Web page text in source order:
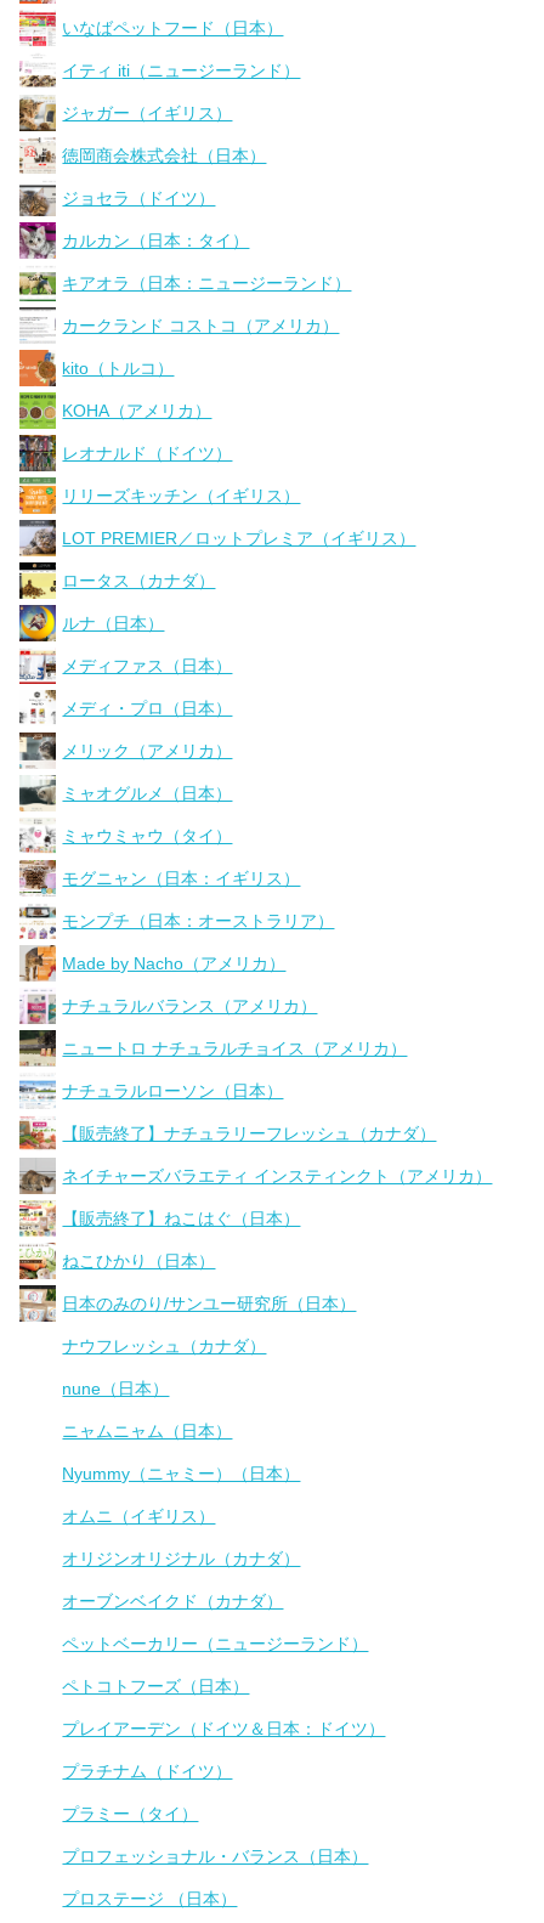
いなばペットフード（日本）
イティ iti（ニュージーランド）
ジャガー（イギリス）
徳岡商会株式会社（日本）
ジョセラ（ドイツ）
カルカン（日本：タイ）
キアオラ（日本：ニュージーランド）
カークランド コストコ（アメリカ）
kito（トルコ）
KOHA（アメリカ）
レオナルド（ドイツ）
リリーズキッチン（イギリス）
LOT PREMIER／ロットプレミア（イギリス）
ロータス（カナダ）
ルナ（日本）
メディファス（日本）
メディ・プロ（日本）
メリック（アメリカ）
ミャオグルメ（日本）
ミャウミャウ（タイ）
モグニャン（日本：イギリス）
モンプチ（日本：オーストラリア）
Made by Nacho（アメリカ）
ナチュラルバランス（アメリカ）
ニュートロ ナチュラルチョイス（アメリカ）
ナチュラルローソン（日本）
【販売終了】ナチュラリーフレッシュ（カナダ）
ネイチャーズバラエティ インスティンクト（アメリカ）
【販売終了】ねこはぐ（日本）
ねこひかり（日本）
日本のみのり/サンユー研究所（日本）
ナウフレッシュ（カナダ）
nune（日本）
ニャムニャム（日本）
Nyummy（ニャミー）（日本）
オムニ（イギリス）
オリジンオリジナル（カナダ）
オーブンベイクド（カナダ）
ペットベーカリー（ニュージーランド）
ペトコトフーズ（日本）
プレイアーデン（ドイツ＆日本：ドイツ）
プラチナム（ドイツ）
プラミー（タイ）
プロフェッショナル・バランス（日本）
プロステージ （日本）